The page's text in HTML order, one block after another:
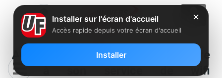
Après Free, Orange annonce mettre
fin à son service de wifi
✕
Installer sur l'écran d'accueil
Accès rapide depuis votre écran d'accueil
Installer